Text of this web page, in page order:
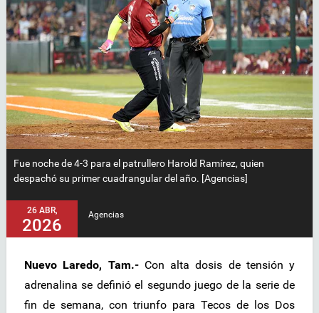
Fue noche de 4-3 para el patrullero Harold Ramírez, quien
despachó su primer cuadrangular del año. [Agencias]
26 ABR,
2026
Agencias
Nuevo Laredo, Tam.- Con alta dosis de tensión y
adrenalina se definió el segundo juego de la serie de
fin de semana, con triunfo para Tecos de los Dos